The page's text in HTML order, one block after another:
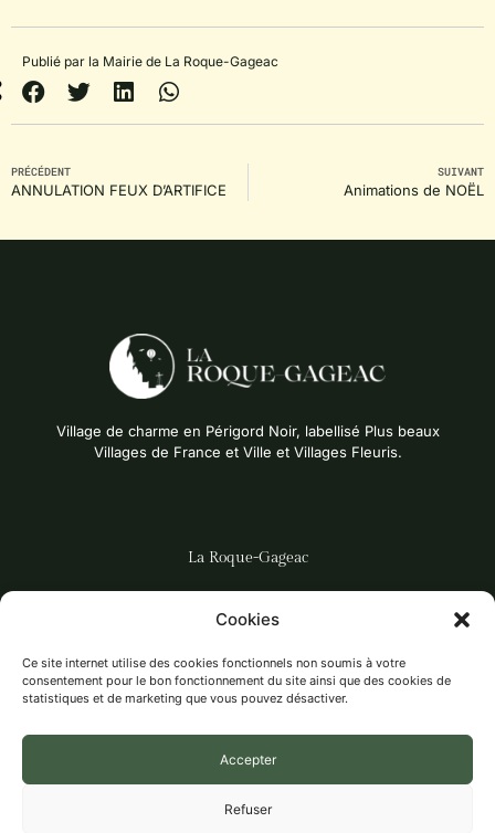
Cookies
Ce site internet utilise des cookies fonctionnels non soumis à votre
consentement pour le bon fonctionnement du site ainsi que des cookies de
statistiques et de marketing que vous pouvez désactiver.
Accepter
Refuser
Publié par la Mairie de La Roque-Gageac
PRÉCÉDENT
ANNULATION FEUX D’ARTIFICE
SUIVANT
Animations de NOËL
Village de charme en Périgord Noir, labellisé Plus beaux
Villages de France et Ville et Villages Fleuris.
La Roque-Gageac
DÉCOUVRIR LE VILLAGE
LES ACTIVITÉS
LES ASSOCIATIONS